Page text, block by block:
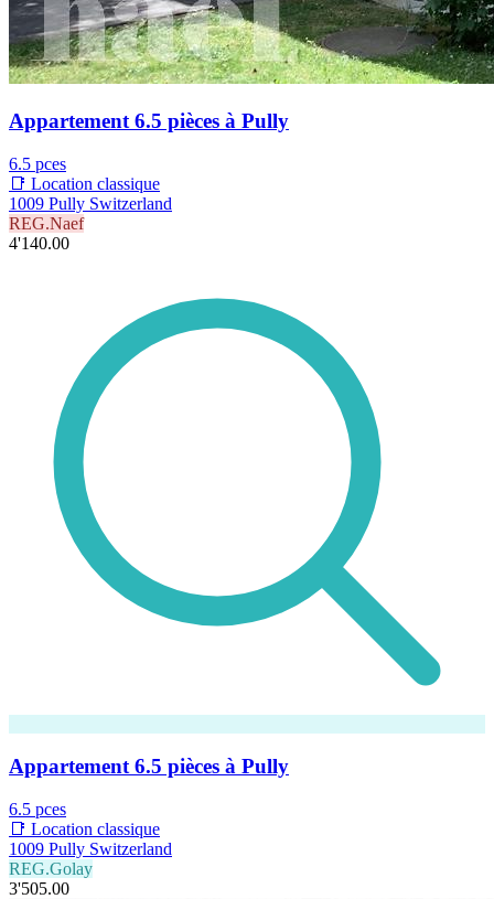
Appartement 6.5 pièces à Pully
6.5 pces
📑 Location classique
1009 Pully Switzerland
REG.Naef
4'140.00
Appartement 6.5 pièces à Pully
6.5 pces
📑 Location classique
1009 Pully Switzerland
REG.Golay
3'505.00